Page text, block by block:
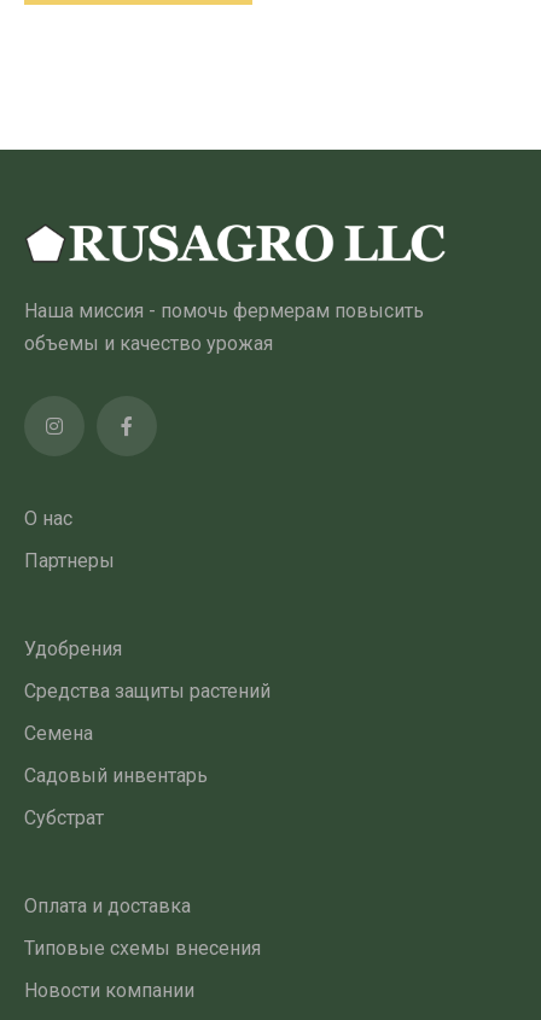
можно
выбрать
странице
товара
Наша миссия - помочь фермерам повысить
объемы и качество урожая
О нас
Партнеры
Удобрения
Средства защиты растений
Семена
Садовый инвентарь
Субстрат
Оплата и доставка
Типовые схемы внесения
Новости компании